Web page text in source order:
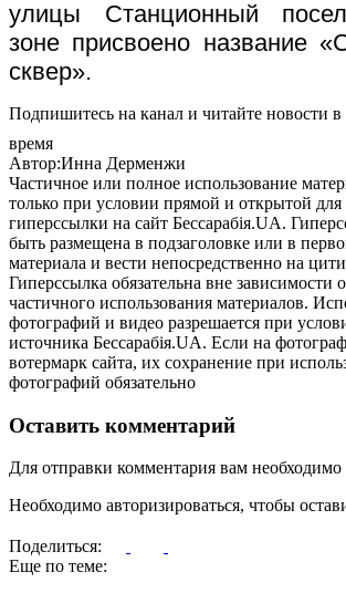
улицы Станционный
зоне присвоено название
сквер».
Подпишитесь на канал и читайте новости в
время
Автор:Инна Дерменжи
Частичное или полное использование
только при условии прямой и открытой
гиперссылки на сайт Бессарабія.UA.
быть размещена в подзаголовке или в
материала и вести непосредственно на
Гиперссылка обязательна вне зависимости
частичного использования материалов.
фотографий и видео разрешается при
источника Бессарабія.UA. Если на
вотермарк сайта, их сохранение при
фотографий обязательно
Оставить комментарий
Для отправки комментария вам необходимо
Необходимо авторизироваться, чтобы
Поделиться:
Еще по теме: